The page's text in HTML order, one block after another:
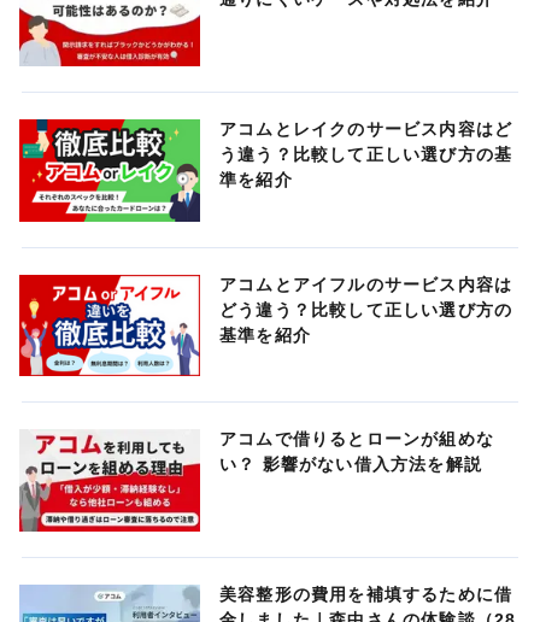
アコムとレイクのサービス内容はど
う違う？比較して正しい選び方の基
準を紹介
アコムとアイフルのサービス内容は
どう違う？比較して正しい選び方の
基準を紹介
アコムで借りるとローンが組めな
い？ 影響がない借入方法を解説
美容整形の費用を補填するために借